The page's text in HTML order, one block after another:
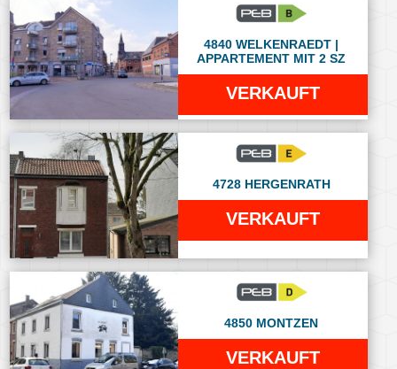
4840 WELKENRAEDT |
APPARTEMENT MIT 2 SZ
VERKAUFT
4728 HERGENRATH
VERKAUFT
4850 MONTZEN
VERKAUFT